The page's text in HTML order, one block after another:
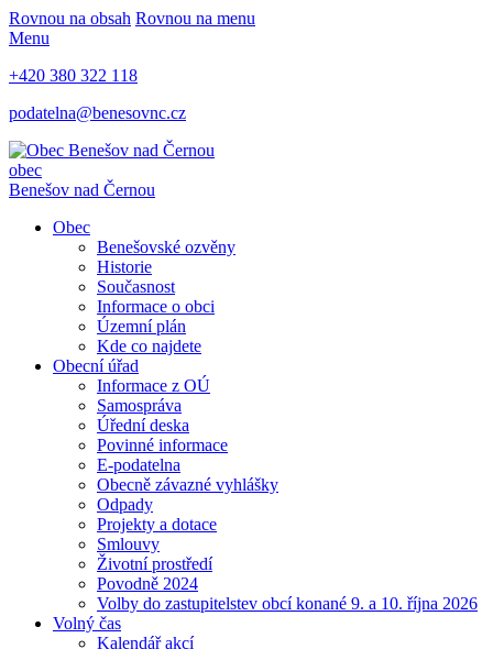
Rovnou na obsah Rovnou na menu
Menu
+420 380 322 118
podatelna@benesovnc.cz
obec
Benešov nad Černou
Obec
Benešovské ozvěny
Historie
Současnost
Informace o obci
Územní plán
Kde co najdete
Obecní úřad
Informace z OÚ
Samospráva
Úřední deska
Povinné informace
E-podatelna
Obecně závazné vyhlášky
Odpady
Projekty a dotace
Smlouvy
Životní prostředí
Povodně 2024
Volby do zastupitelstev obcí konané 9. a 10. října 2026
Volný čas
Kalendář akcí